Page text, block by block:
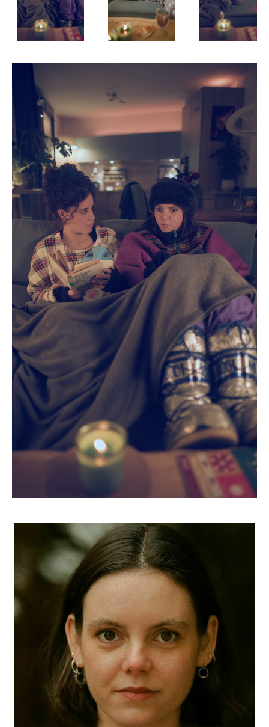
POP MUSICIENS
TALENTS INTERNATIONAUX
CANDIDATURE
NOS AGENCES
FRANCE